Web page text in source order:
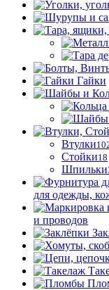
Гайки
Втулки
Стойки18
Шпильки
для одежды,
и проводов